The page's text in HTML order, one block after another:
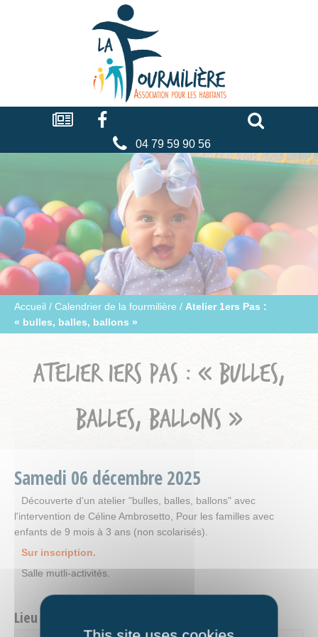
La
fourmilière
Actualités Facebook
04 79 59 90 56
Accueil / Calendrier de la fourmilière / Atelier 1ers Pas :
« bulles, balles, ballons »
ATELIER 1ERS PAS : « BULLES,
BALLES, BALLONS »
Samedi 06 décembre2025
Découverte d'un atelier "bulles, balles, ballons" avec
l'intervention de Céline Ambrosetto, Pour les familles avec
enfants de 9 mois à 3 ans (non scolarisés).
Sur inscription.
Salle mutli-activités.
Lieu et contact
Cookies management panel